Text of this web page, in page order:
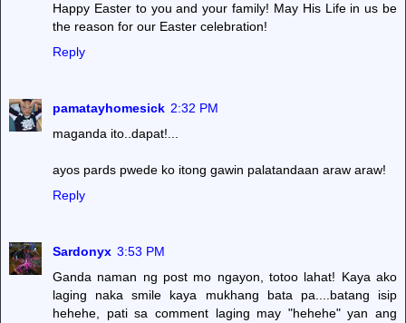
Happy Easter to you and your family! May His Life in us be
the reason for our Easter celebration!
Reply
pamatayhomesick 2:32 PM
maganda ito..dapat!...
ayos pards pwede ko itong gawin palatandaan araw araw!
Reply
Sardonyx 3:53 PM
Ganda naman ng post mo ngayon, totoo lahat! Kaya ako
laging naka smile kaya mukhang bata pa....batang isip
hehehe, pati sa comment laging may "hehehe" yan ang